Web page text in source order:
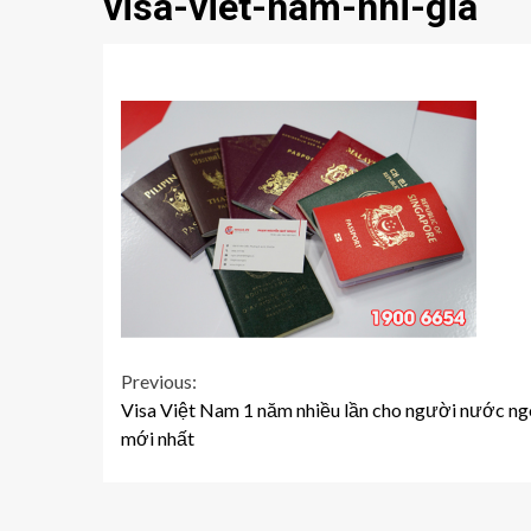
Continue
Reading
Previous:
Visa Việt Nam 1 năm nhiều lần cho người nước
mới nhất